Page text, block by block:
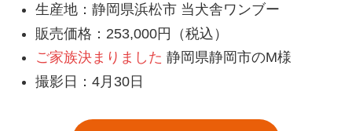
生産地：静岡県浜松市 当犬舎ワンブー
販売価格：253,000円（税込）
ご家族決まりました 静岡県静岡市のM様
撮影日：4月30日